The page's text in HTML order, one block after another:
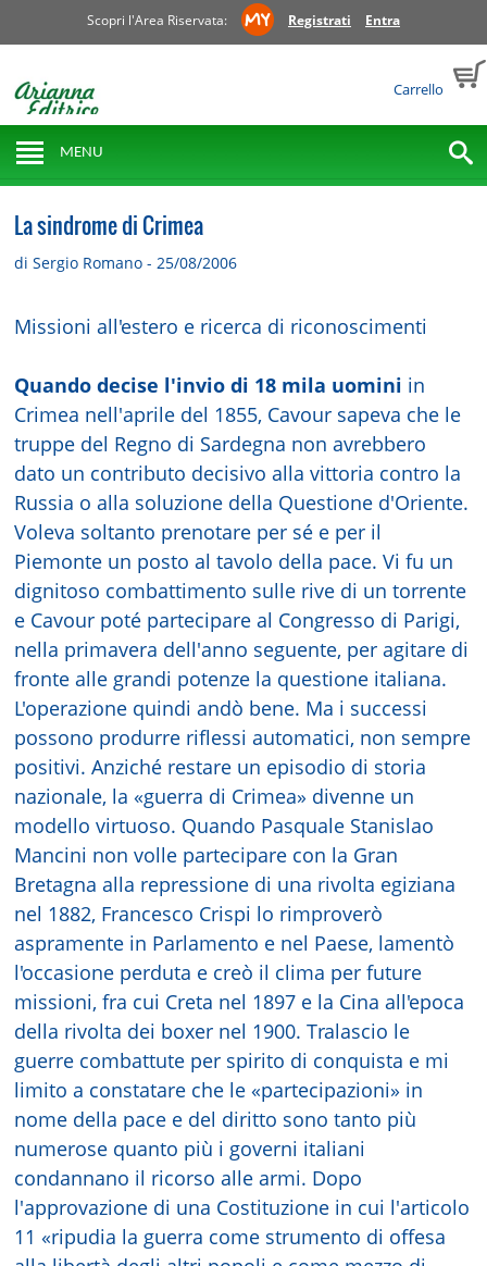
Scopri l'Area Riservata: Registrati Entra
Carrello
MENU
La sindrome di Crimea
di Sergio Romano - 25/08/2006
Missioni all'estero e ricerca di riconoscimenti
Quando decise l'invio di 18 mila uomini in
Crimea nell'aprile del 1855, Cavour sapeva che le
truppe del Regno di Sardegna non avrebbero
dato un contributo decisivo alla vittoria contro la
Russia o alla soluzione della Questione d'Oriente.
Voleva soltanto prenotare per sé e per il
Piemonte un posto al tavolo della pace. Vi fu un
dignitoso combattimento sulle rive di un torrente
e Cavour poté partecipare al Congresso di Parigi,
nella primavera dell'anno seguente, per agitare di
fronte alle grandi potenze la questione italiana.
L'operazione quindi andò bene. Ma i successi
possono produrre riflessi automatici, non sempre
positivi. Anziché restare un episodio di storia
nazionale, la «guerra di Crimea» divenne un
modello virtuoso. Quando Pasquale Stanislao
Mancini non volle partecipare con la Gran
Bretagna alla repressione di una rivolta egiziana
nel 1882, Francesco Crispi lo rimproverò
aspramente in Parlamento e nel Paese, lamentò
l'occasione perduta e creò il clima per future
missioni, fra cui Creta nel 1897 e la Cina all'epoca
della rivolta dei boxer nel 1900. Tralascio le
guerre combattute per spirito di conquista e mi
limito a constatare che le «partecipazioni» in
nome della pace e del diritto sono tanto più
numerose quanto più i governi italiani
condannano il ricorso alle armi. Dopo
l'approvazione di una Costituzione in cui l'articolo
11 «ripudia la guerra come strumento di offesa